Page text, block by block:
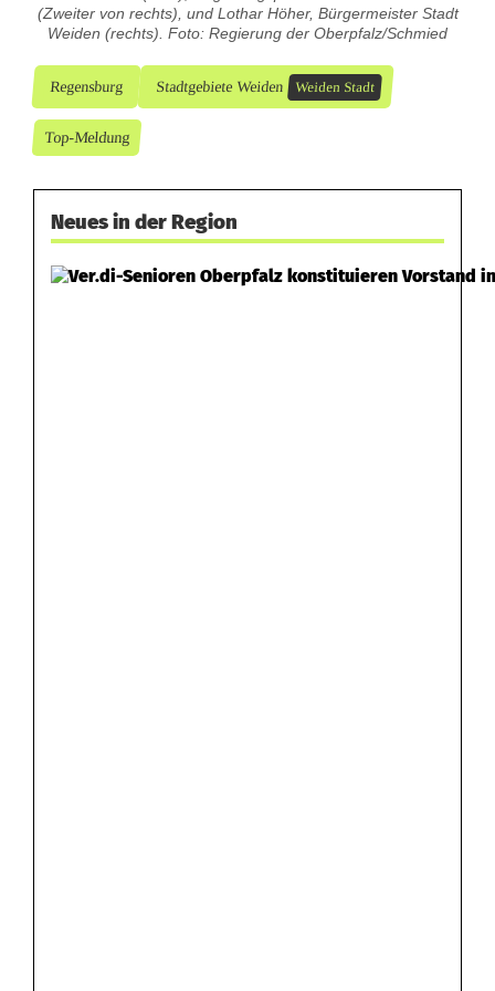
(Zweiter von rechts), und Lothar Höher, Bürgermeister Stadt
Weiden (rechts). Foto: Regierung der Oberpfalz/Schmied
Regensburg Stadtgebiete Weiden Weiden Stadt
Top-Meldung
Neues in der Region